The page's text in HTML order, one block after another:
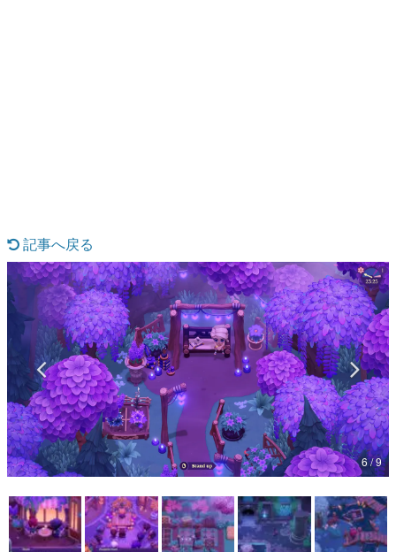
なんでゲームは面白い？
ゲーム開発者・hamatsu氏がゲームの魅力を画面や操作の
具体的な形から解き明かしていく、硬派で骨太な評論連載
です。
ゲームが変えた日本語
「経験値」「裏技」「ラスボス」… ゲームにまつわる言葉
の起源や用法の変遷を、コンピューター文化史研究家・タ
イニーP氏が徹底調査。
カテゴリ
特集記事
マンガ
女性向け
記事へ戻る
6 / 9